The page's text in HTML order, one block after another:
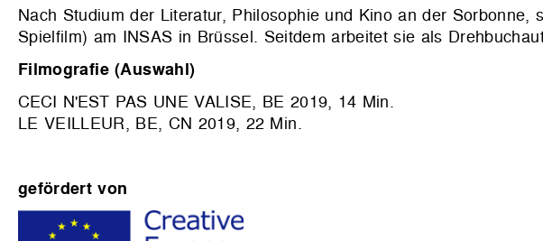
Nach Studium der Literatur, Philosophie und Kino an der Sorbonne,
Spielfilm) am INSAS in Brüssel. Seitdem arbeitet sie als
Filmografie (Auswahl)
CECI N'EST PAS UNE VALISE, BE 2019, 14 Min.
LE VEILLEUR, BE, CN 2019, 22 Min.
gefördert von